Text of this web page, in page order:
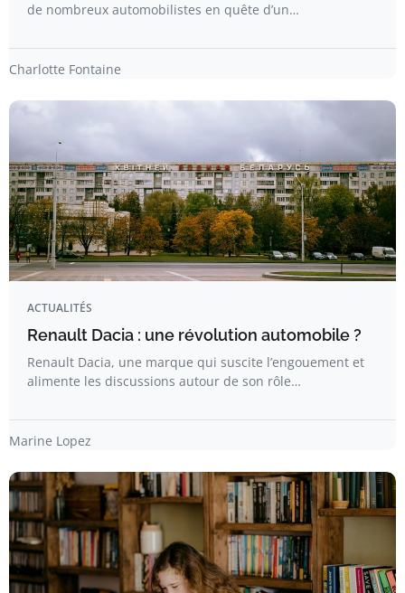
de nombreux automobilistes en quête d’un…
Charlotte Fontaine
ACTUALITÉS
Renault Dacia : une révolution automobile ?
Renault Dacia, une marque qui suscite l’engouement et
alimente les discussions autour de son rôle…
Marine Lopez